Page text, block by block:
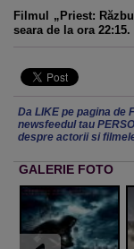
Filmul „Priest:
seara de la ora 22:15.
Da LIKE pe pagina de
newsfeedul tau
despre actorii si
GALERIE FOTO